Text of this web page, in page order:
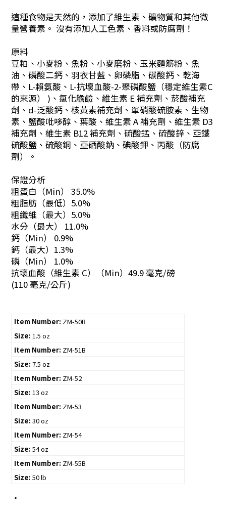
這種食物是天然的，添加了維生素、礦物質和其他微
量營養素。 沒有添加人工色素、香料或防腐劑！
原料
豆粕、小麥粉、魚粉、小麥磨粉、玉米麵筋粉、魚
油、磷酸二鈣、羽衣甘藍、卵磷脂、碳酸鈣、乾海
帶、L-賴氨酸、L-抗壞血酸-2-聚磷酸鹽（穩定維生素C
的來源） )、氯化膽鹼、維生素 E 補充劑、菸酸補充
劑、d-泛酸鈣、核黃素補充劑、單硝酸硫胺素、生物
素、鹽酸吡哆醇、葉酸、維生素 A 補充劑、維生素 D3
補充劑、維生素 B12 補充劑、硫酸錳、硫酸鋅、亞鐵
硫酸鹽、硫酸銅、亞硒酸鈉、碘酸鉀、丙酸（防腐
劑）。
保證分析
粗蛋白（Min） 35.0%
粗脂肪（最低）5.0%
粗纖維（最大）5.0%
水分（最大） 11.0%
鈣（Min） 0.9%
鈣（最大）1.3%
磷（Min） 1.0%
抗壞血酸（維生素 C）（Min）49.9 毫克/磅
(110 毫克/公斤)
Item Number: ZM-50B
Size: 1.5 oz
Item Number: ZM-51B
Size: 7.5 oz
Item Number: ZM-52
Size: 13 oz
Item Number: ZM-53
Size: 30 oz
Item Number: ZM-54
Size: 54 oz
Item Number: ZM-55B
Size: 50 lb
·